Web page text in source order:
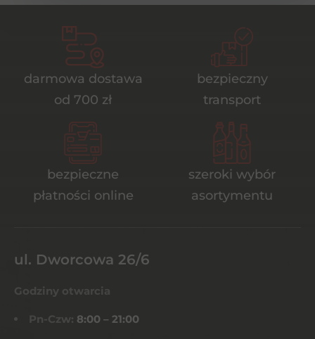
darmowa dostawa
od 700 zł
bezpieczny
transport
bezpieczne
płatności online
szeroki wybór
asortymentu
ul. Dworcowa 26/6
Godziny otwarcia
Pn-Czw: 8:00 – 21:00